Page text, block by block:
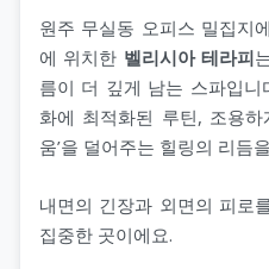
원주 무실동 오피스 밀집지
에 위치한 벨리시아 테라피
름이 더 깊게 남는 스파입
화에 최적화된 루틴, 조용
움’을 덜어주는 힐링의 리듬
내면의 긴장과 외면의 피로
집중한 곳이에요.